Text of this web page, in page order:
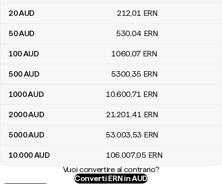
20AUD 212,01 ERN
50AUD 530,04 ERN
100AUD 1060,07 ERN
500AUD 5300,35 ERN
1000AUD 10.600,71 ERN
2000AUD 21.201,41 ERN
5000AUD 53.003,53 ERN
10.000AUD 106.007,05 ERN
Vuoi convertire al contrario?
Converti ERN in AUD